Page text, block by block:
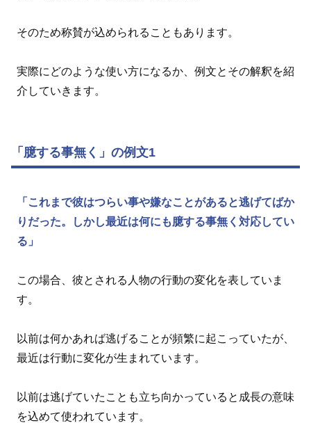
そのため称賛が込められることもあります。
実際にどのような使い方になるか、例文とその解釈を紹
介していきます。
「臆する事無く」の例文1
「これまで彼はつらい事や嫌なことがあると逃げてばか
りだった。しかし最近は何にも臆する事無く対応してい
る」
この場合、彼とされる人物の行動の変化を表していま
す。
以前は何かあれば逃げることが頻繁に起こっていたが、
最近は行動に変化が生まれています。
以前は逃げていたことも立ち向かっていると成長の意味
を込めて使われています。